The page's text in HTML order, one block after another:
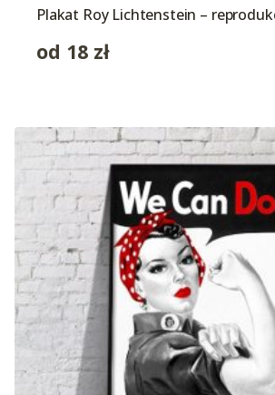
Plakat Roy Lichtenstein –
od 18 zł